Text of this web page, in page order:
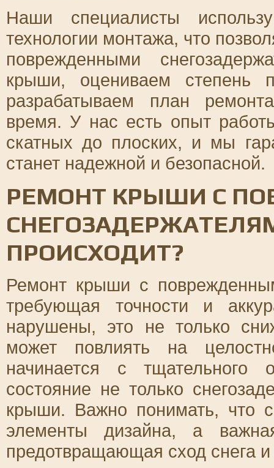
Наши специалисты
технологии монтажа, что
поврежденными
крыши, оцениваем степень
разрабатываем план
время. У нас есть опыт
скатных до плоских, и мы
станет надежной и безопасной.
РЕМОНТ КРЫШИ С
ПРОИСХОДИТ?
Ремонт крыши с
требующая точности и
нарушены, это не только
может повлиять на
начинается с
состояние не только
крыши. Важно понимать, что
элементы дизайна, а
предотвращающая сход снега